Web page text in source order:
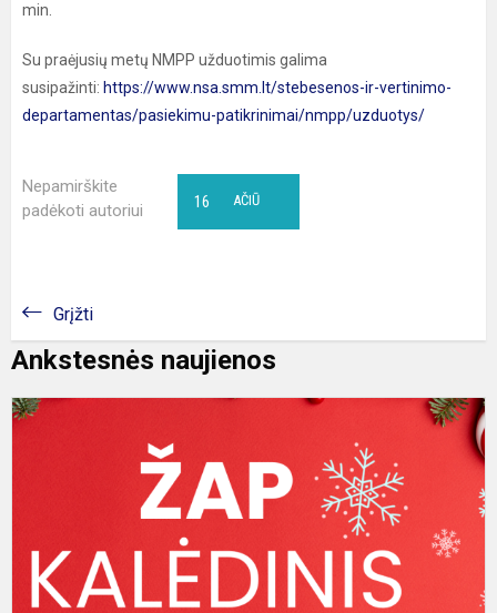
min.
Su praėjusių metų NMPP užduotimis galima
susipažinti: https://www.nsa.smm.lt/stebesenos-ir-vertinimo-
departamentas/pasiekimu-patikrinimai/nmpp/uzduotys/
Nepamirškite
padėkoti autoriui
AČIŪ
16
Grįžti
Ankstesnės naujienos